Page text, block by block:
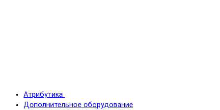
Атрибутика
Дополнительное оборудование